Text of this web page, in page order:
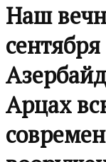
Наш
Арцах